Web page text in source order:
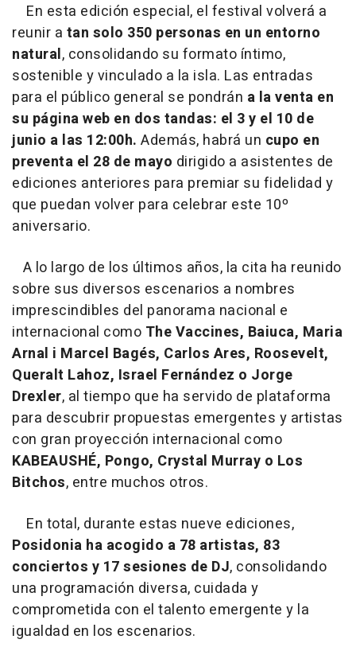
En esta edición especial, el festival volverá a
reunir a tan solo 350 personas en un entorno
natural, consolidando su formato íntimo,
sostenible y vinculado a la isla. Las entradas
para el público general se pondrán a la venta en
su página web en dos tandas: el 3 y el 10 de
junio a las 12:00h. Además, habrá un cupo en
preventa el 28 de mayo dirigido a asistentes de
ediciones anteriores para premiar su fidelidad y
que puedan volver para celebrar este 10º
aniversario.
A lo largo de los últimos años, la cita ha reunido
sobre sus diversos escenarios a nombres
imprescindibles del panorama nacional e
internacional como The Vaccines, Baiuca, Maria
Arnal i Marcel Bagés, Carlos Ares, Roosevelt,
Queralt Lahoz, Israel Fernández o Jorge
Drexler, al tiempo que ha servido de plataforma
para descubrir propuestas emergentes y artistas
con gran proyección internacional como
KABEAUSHÉ, Pongo, Crystal Murray o Los
Bitchos, entre muchos otros.
En total, durante estas nueve ediciones,
Posidonia ha acogido a 78 artistas, 83
conciertos y 17 sesiones de DJ, consolidando
una programación diversa, cuidada y
comprometida con el talento emergente y la
igualdad en los escenarios.